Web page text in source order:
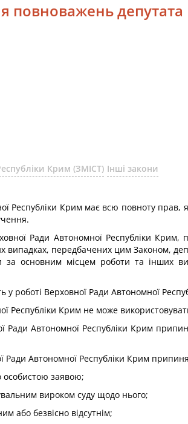
повноважень
Крим (ЗМІСТ) Інші закони
Республіки Крим має всю повноту прав,
Ради Автономної Республіки Крим,
випадках, передбачених цим Законом,
за основним місцем роботи та інших
роботі Верховної Ради Автономної
Республіки Крим не може
Ради Автономної Республіки Крим
Ради Автономної Республіки Крим
особистою заявою;
вироком суду щодо нього;
або безвісно відсутнім;